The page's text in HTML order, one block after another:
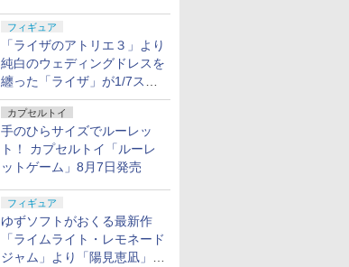
フィギュア
「ライザのアトリエ３」より
純白のウェディングドレスを
纏った「ライザ」が1/7スケ
ールフィギュアで登場！
カプセルトイ
手のひらサイズでルーレッ
ト！ カプセルトイ「ルーレ
ットゲーム」8月7日発売
フィギュア
ゆずソフトがおくる最新作
「ライムライト・レモネード
ジャム」より「陽見恵凪」が